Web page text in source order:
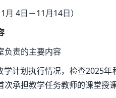
月 4日－11月14日）
负责的主要内容
学计划执行情况，检查2025
承担教学任务教师的课堂授